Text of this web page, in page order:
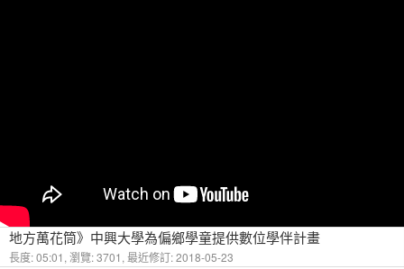
地方萬花筒》中興大學為偏鄉學童提供數位學伴計畫
長度: 05:01, 瀏覽: 3701, 最近修訂: 2018-05-23